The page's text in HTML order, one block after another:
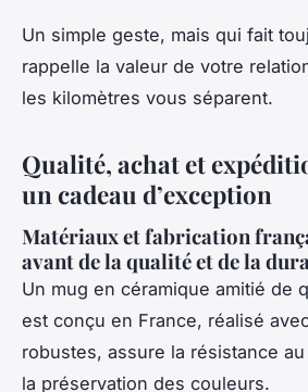
Un simple geste, mais qui fait
rappelle la valeur de votre
les kilomètres vous séparent.
Qualité, achat et
un cadeau d’exception
Matériaux et fabrication
avant de la qualité et de la
Un mug en céramique amitié de
est conçu en France, réalisé
robustes, assure la résistance
la préservation des couleurs.